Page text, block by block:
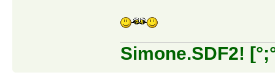
Simone.SDF2!